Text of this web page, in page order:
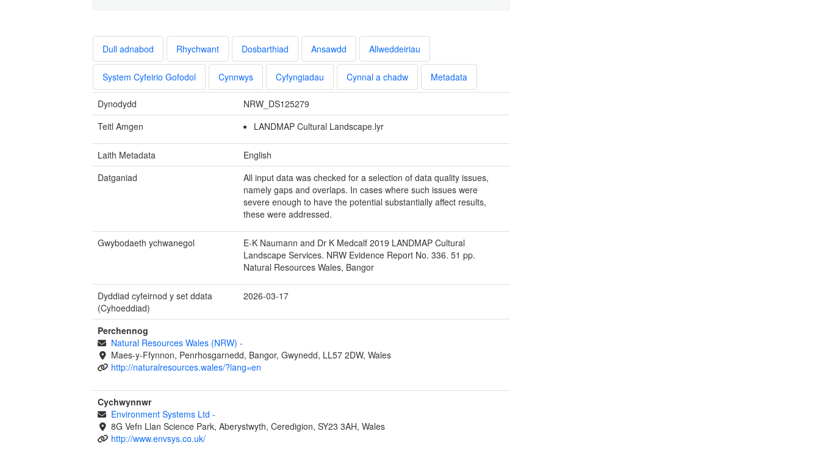
Dull adnabod Rhychwant Dosbarthiad Ansawdd Allweddeiriau
System Cyfeirio Gofodol Cynnwys Cyfyngiadau Cynnal a chadw Metadata
Dynodydd
NRW_DS125279
Teitl Amgen
LANDMAP Cultural Landscape.lyr
Laith Metadata
English
Datganiad
All input data was checked for a selection of data quality issues,
namely gaps and overlaps. In cases where such issues were
severe enough to have the potential substantially affect results,
these were addressed.
Gwybodaeth ychwanegol
E-K Naumann and Dr K Medcalf 2019 LANDMAP Cultural
Landscape Services. NRW Evidence Report No. 336. 51 pp.
Natural Resources Wales, Bangor
Dyddiad cyfeirnod y set ddata
(Cyhoeddiad)
2026-03-17
Perchennog
Natural Resources Wales (NRW) -
Maes-y-Ffynnon, Penrhosgarnedd, Bangor, Gwynedd, LL57 2DW, Wales
http://naturalresources.wales/?lang=en
Cychwynnwr
Environment Systems Ltd -
8G Vefn Llan Science Park, Aberystwyth, Ceredigion, SY23 3AH, Wales
http://www.envsys.co.uk/